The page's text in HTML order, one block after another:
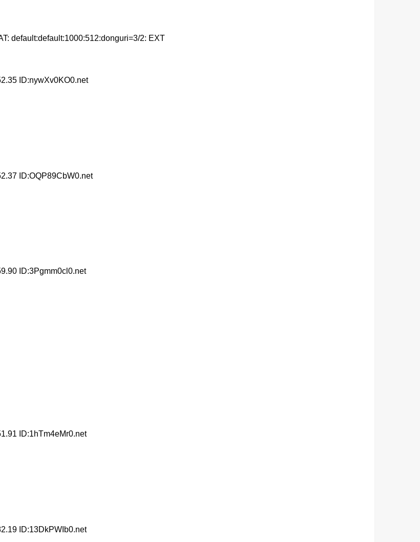
default:default:1000:512:donguri=3/2: EXT
ID:nywXv0KO0.net
ID:OQP89CbW0.net
ID:3Pgmm0cl0.net
ID:1hTm4eMr0.net
ID:13DkPWIb0.net